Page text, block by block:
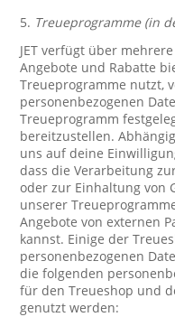
5. Treueprogramme (in
JET verfügt über
Angebote und Rabatte
Treueprogramme nutzt,
personenbezogenen
Treueprogramm
bereitzustellen.
uns auf deine
dass die Verarbeitung
oder zur Einhaltung von
unserer
Angebote von externen
kannst. Einige der
personenbezogenen
die folgenden
für den Treueshop und
genutzt werden: